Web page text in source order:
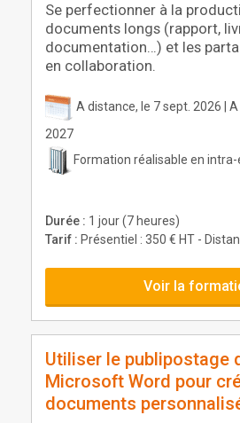
Se perfectionner à la
documents longs (rapport,
documentation…) et les
en collaboration.
A distance, le 7 sept. 2026 |
2027
Formation réalisable en
Durée : 1 jour (7 heures)
Tarif : Présentiel : 350 € HT -
Voir la
Utiliser le publipostage
Microsoft Word pour
documents